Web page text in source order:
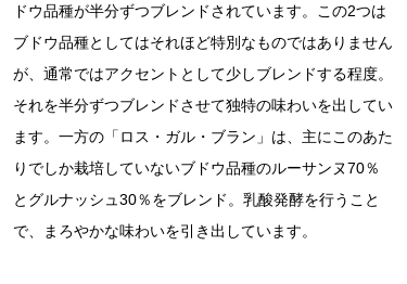
ドウ品種が半分ずつブレンドされています。この2つは
ブドウ品種としてはそれほど特別なものではありません
が、通常ではアクセントとして少しブレンドする程度。
それを半分ずつブレンドさせて独特の味わいを出してい
ます。一方の「ロス・ガル・ブラン」は、主にこのあた
りでしか栽培していないブドウ品種のルーサンヌ70％
とグルナッシュ30％をブレンド。乳酸発酵を行うこと
で、まろやかな味わいを引き出しています。